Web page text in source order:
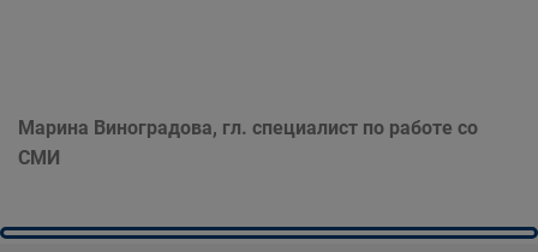
Марина Виноградова, гл. специалист по работе со
СМИ